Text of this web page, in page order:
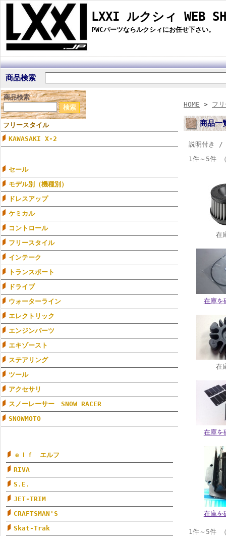
LXXI ルクシィ WEB
PWCパーツならルクシィにお任せ下さい。
商品検索
商品検索
フリースタイル
KAWASAKI X-2
セール
モデル別（機種別）
ドレスアップ
ケミカル
コントロール
フリースタイル
インテーク
トランスポート
ドライブ
ウォーターライン
エレクトリック
エンジンパーツ
エキゾースト
ステアリング
ツール
アクセサリ
スノーレーサー SNOW RACER
SNOWMOTO
ｅｌｆ エルフ
RIVA
S.E.
JET-TRIM
CRAFTSMAN'S
Skat-Trak
HOME > フ
商品一
説明付き
1件～5件
在
在庫を
在
在庫を
在庫を
1件～5件